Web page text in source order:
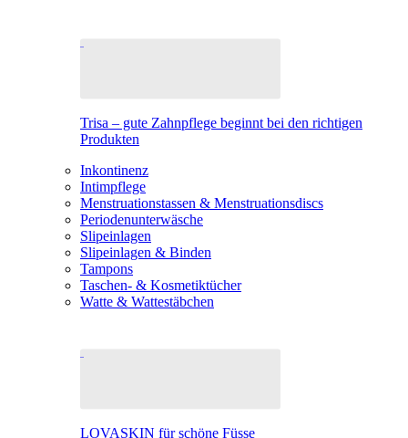
Trisa – gute Zahnpflege beginnt bei den richtigen
Produkten
Inkontinenz
Intimpflege
Menstruationstassen & Menstruationsdiscs
Periodenunterwäsche
Slipeinlagen
Slipeinlagen & Binden
Tampons
Taschen- & Kosmetiktücher
Watte & Wattestäbchen
LOVASKIN für schöne Füsse